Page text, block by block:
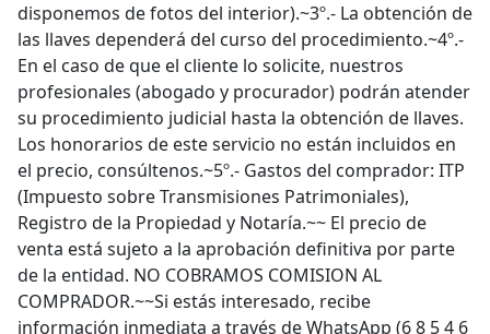
disponemos de fotos del interior).~3º.- La obtención de
las llaves dependerá del curso del procedimiento.~4º.-
En el caso de que el cliente lo solicite, nuestros
profesionales (abogado y procurador) podrán atender
su procedimiento judicial hasta la obtención de llaves.
Los honorarios de este servicio no están incluidos en
el precio, consúltenos.~5º.- Gastos del comprador: ITP
(Impuesto sobre Transmisiones Patrimoniales),
Registro de la Propiedad y Notaría.~~ El precio de
venta está sujeto a la aprobación definitiva por parte
de la entidad. NO COBRAMOS COMISION AL
COMPRADOR.~~Si estás interesado, recibe
información inmediata a través de WhatsApp (6 8 5 4 6